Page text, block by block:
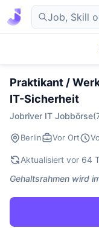
Praktikant /
IT-Sicherheit
Jobriver IT Jobbörse
Berlin Vor Ort
Aktualisiert vor 64
Gehaltsrahmen wird